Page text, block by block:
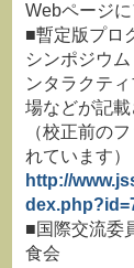
Webページに
■暫定版プロ
シンポジウ
ンタラクテ
場などが記載
（校正前の
れています）
http://
■国際交流委
食会